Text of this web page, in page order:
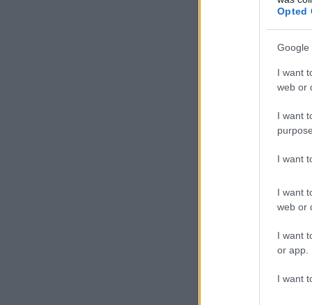
Opted
Google
I want
web or
I want
I want
I want
web or
I want
or app.
I want